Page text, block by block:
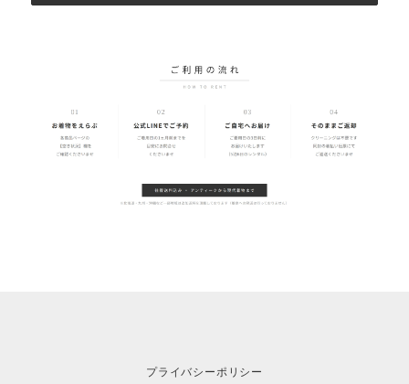
プライバシーポリシー